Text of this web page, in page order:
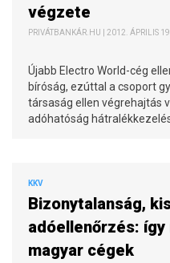
végzete
PRIVÁTBANKÁR.HU | 2012. ÁPRILIS
Újabb Electro World-cég
bíróság, ezúttal a csoport
társaság ellen végrehajtás
adóhatóság
KKV
Bizonytalanság,
adóellenőrzés:
magyar cégek